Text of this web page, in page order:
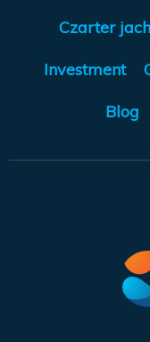
Czarter
Investment
Blog